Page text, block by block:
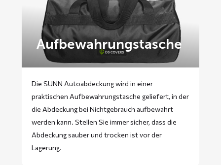
Aufbewahrungstasche
Die SUNN Autoabdeckung wird in einer
praktischen Aufbewahrungstasche geliefert, in der
die Abdeckung bei Nichtgebrauch aufbewahrt
werden kann. Stellen Sie immer sicher, dass die
Abdeckung sauber und trocken ist vor der
Lagerung.